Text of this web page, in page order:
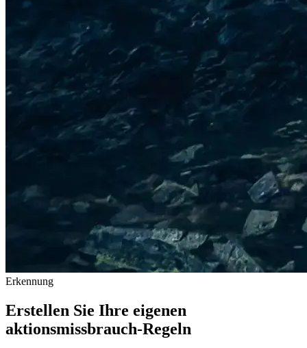
Erkennung
Erstellen Sie Ihre eigenen
aktionsmissbrauch-Regeln